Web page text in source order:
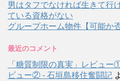
男はタフでなければ生きて
ている資格がない
グループホーム物件【可能か
最近のコメント
「糖質制限の真実」レビュー
ビュー② - 石垣島移住奮闘記